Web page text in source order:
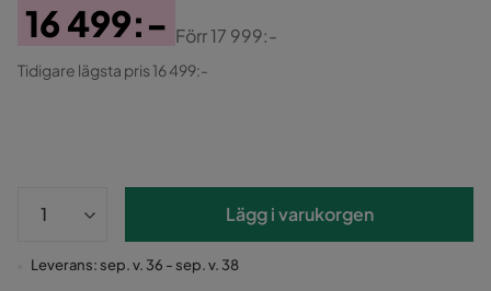
Pris
16 499:-
Original
Förr17 999:-
Tidigare lägsta pris 16 499:-
Lägg i varukorgen
Leverans: sep. v. 36 - sep. v. 38